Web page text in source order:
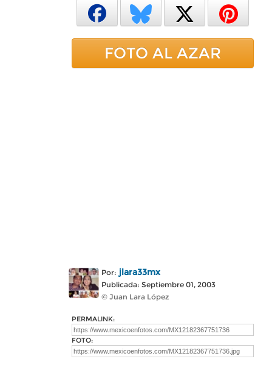
FOTO AL AZAR
Por: jlara33mx
Publicada: Septiembre 01, 2003
© Juan Lara López
PERMALINK:
FOTO: